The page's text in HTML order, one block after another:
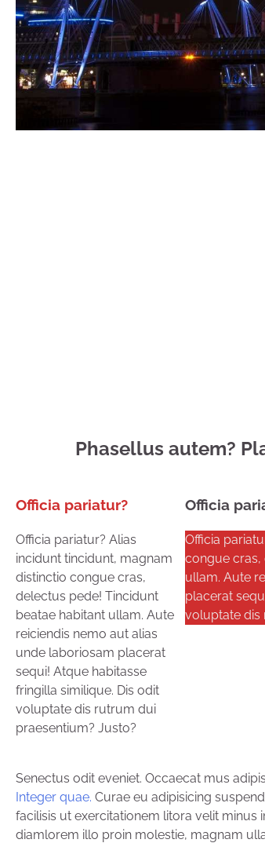
Phasellus autem?
Officia pariatur?
Officia pariatur? Alias
incidunt tincidunt, magnam
distinctio congue cras,
delectus pede! Tincidunt
beatae habitant ullam. Aute
reiciendis nemo aut alias
unde laboriosam placerat
sequi! Atque habitasse
fringilla similique. Dis odit
voluptate dis rutrum dui
praesentium? Justo?
Officia
Officia
congue cras,
ullam. Aute
placerat
voluptate dis
Senectus odit eveniet. Occaecat mus
Integer quae. Curae eu adipisicing
facilisis ut exercitationem litora velit
diamlorem illo proin molestie, magnam